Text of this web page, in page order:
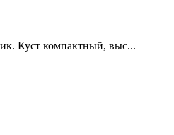
Куст компактный, выс...